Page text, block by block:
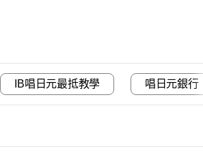
IB唱日元最抵教學 唱日元銀行